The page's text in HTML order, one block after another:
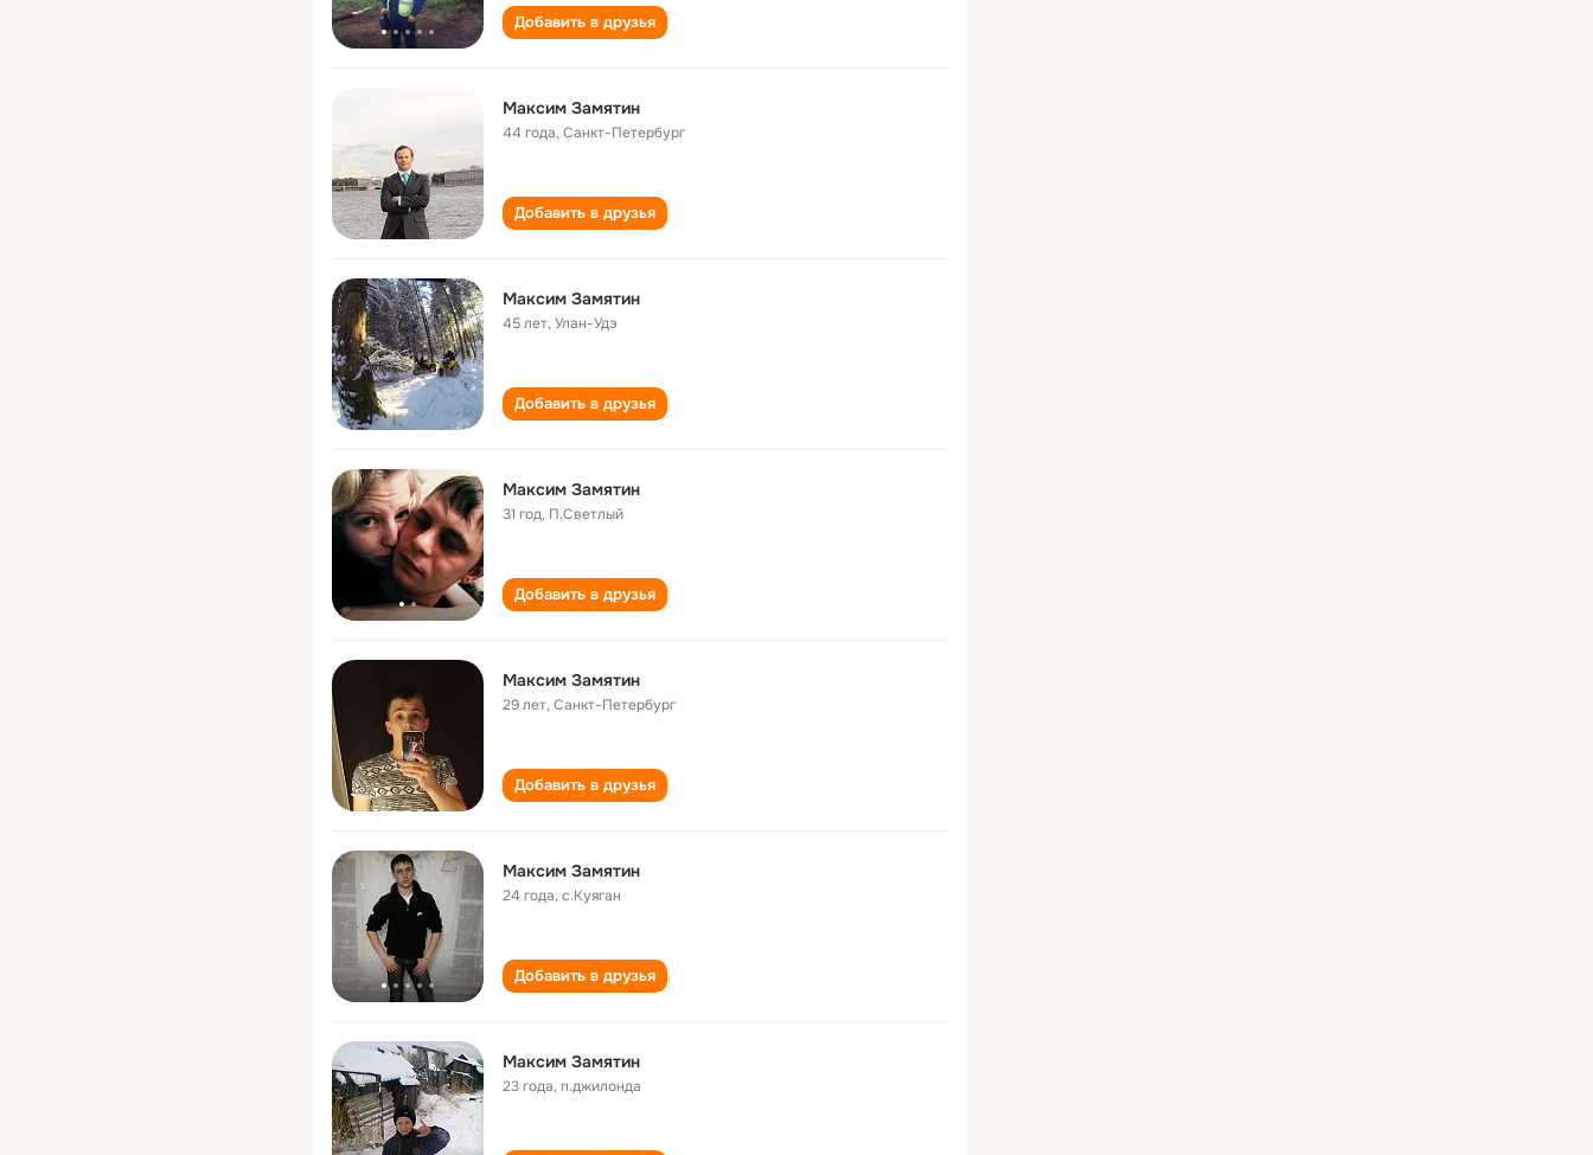
Добавить в друзья
Максим Замятин
44 года,Санкт-Петербург
Добавить в друзья
Максим Замятин
45 лет,Улан-Удэ
Добавить в друзья
Максим Замятин
31 год, П.Светлый
Добавить в друзья
Максим Замятин
29 лет,Санкт-Петербург
Добавить в друзья
Максим Замятин
24 года,с.Куяган
Добавить в друзья
Максим Замятин
23 года,п.джилонда